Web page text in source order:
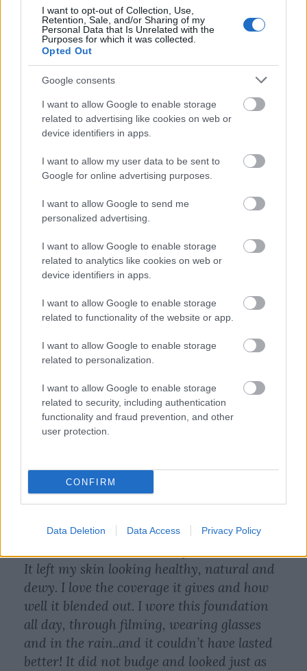
I want to opt-out of Collection, Use,
Retention, Sale, and/or Sharing of my
Personal Data that Is Unrelated with the
Purposes for which it was collected.
Opted Out
Google consents
I want to allow Google to enable storage
related to advertising like cookies on web or
device identifiers in apps.
I want to allow my user data to be sent to
Google for online advertising purposes.
I want to allow Google to send me
personalized advertising.
I want to allow Google to enable storage
related to analytics like cookies on web or
device identifiers in apps.
I want to allow Google to enable storage
related to functionality of the website or app.
I want to allow Google to enable storage
related to personalization.
I want to allow Google to enable storage
related to security, including authentication
functionality and fraud prevention, and other
user protection.
CONFIRM
Data Deletion Data Access Privacy Policy
Ételek:Folyamatosan új módszerek, amik lekötik a
nézőket.
@eatfishwifewelcome to tinned fish tok !!!!
we’re so happy you’re here — there’s truly
no better (or tastier!!) place to be 🌈🎣❤️ !!!
#fishwife #tinnedfish #tinnedfishtok
#tinnedfishlover ♬ sonido original - yo
A Clinique kreatív kampánya
A Clinique márka az Egyesült Királyságban valósított
meg egy kampányt, amiben remekül ráéreztek a
TikTok varázsára. A platform
kreativitás és a közösség színtere
támaszkodott a márka is!
dinamikus keresési platformjához a Search Ads
Toggle segítségével.
És lássuk is, milyen eredményeket értek el:
441%-os növekedés a konverziós arányban
51%-os növekedés az átkattintási arányban
@cliniqueuk Even Better Clinical Serum
It left my skin looking healthy, natural and
dewy. I love the coverage it gives and how
well it blended out. I wore this foundation
all day, through filming, wearing glasses
and in the rain..and it couldn’t have lasted
better! It did not budge and looked just as